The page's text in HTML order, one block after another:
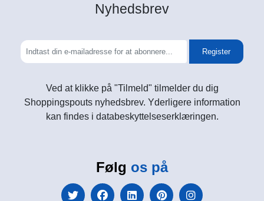
Nyhedsbrev
Register
Ved at klikke på "Tilmeld" tilmelder du dig
Shoppingspouts nyhedsbrev. Yderligere information
kan findes i databeskyttelseserklæringen.
Følg os på